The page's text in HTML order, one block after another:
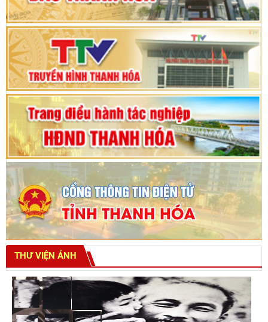
Phiên thảo luận Kỳ họp thứ 24, HĐND tỉnh
Thanh Hóa khóa XVIII, nhiệm kỳ 2021 - 2026
Bế mạc Kỳ họp thứ hai bốn, Hội đồng nhân dân
tỉnh khoá XVIII
THƯ VIỆN ẢNH